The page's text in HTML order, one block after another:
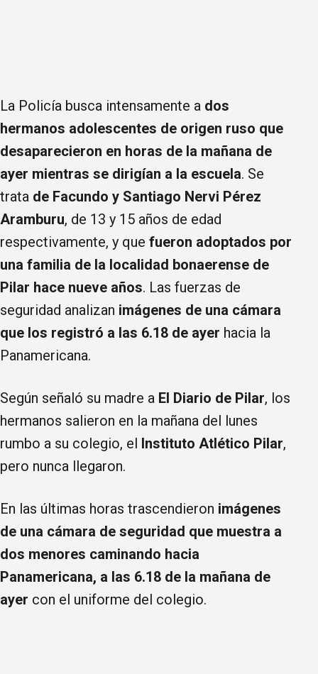
La Policía busca intensamente a dos
hermanos adolescentes de origen ruso que
desaparecieron en horas de la mañana de
ayer mientras se dirigían a la escuela. Se
trata de Facundo y Santiago Nervi Pérez
Aramburu, de 13 y 15 años de edad
respectivamente, y que fueron adoptados por
una familia de la localidad bonaerense de
Pilar hace nueve años. Las fuerzas de
seguridad analizan imágenes de una cámara
que los registró a las 6.18 de ayer hacia la
Panamericana.
Según señaló su madre a El Diario de Pilar, los
hermanos salieron en la mañana del lunes
rumbo a su colegio, el Instituto Atlético Pilar,
pero nunca llegaron.
En las últimas horas trascendieron imágenes
de una cámara de seguridad que muestra a
dos menores caminando hacia
Panamericana, a las 6.18 de la mañana de
ayer con el uniforme del colegio.